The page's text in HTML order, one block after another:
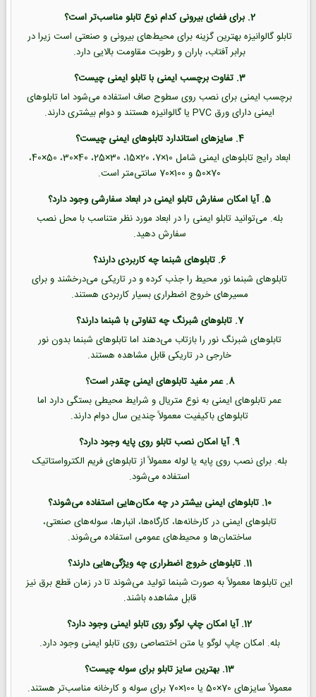
2. برای فضای بیرونی کدام نوع تابلو مناسب‌تر است؟
تابلو گالوانیزه بهترین گزینه برای محیط‌های بیرونی و صنعتی است زیرا در
برابر آفتاب، باران و رطوبت مقاومت بالایی دارد.
3. تفاوت برچسب ایمنی با تابلو ایمنی چیست؟
برچسب ایمنی برای نصب روی سطوح صاف استفاده می‌شود اما تابلوهای
ایمنی دارای ورق PVC یا گالوانیزه هستند و دوام بیشتری دارند.
4. سایزهای استاندارد تابلوهای ایمنی چیست؟
ابعاد رایج تابلوهای ایمنی شامل 10×7، 20×15، 30×25، 40×30، 50×40،
70×50 و 100×70 سانتی‌متر است.
5. آیا امکان سفارش تابلو ایمنی در ابعاد سفارشی وجود دارد؟
بله. می‌توانید تابلو ایمنی را در ابعاد مورد نظر متناسب با محل نصب
سفارش دهید.
6. تابلوهای شبنما چه کاربردی دارند؟
تابلوهای شبنما نور محیط را جذب کرده و در تاریکی می‌درخشند و برای
مسیرهای خروج اضطراری بسیار کاربردی هستند.
7. تابلوهای شبرنگ چه تفاوتی با شبنما دارند؟
تابلوهای شبرنگ نور را بازتاب می‌دهند اما تابلوهای شبنما بدون نور
خارجی در تاریکی قابل مشاهده هستند.
8. عمر مفید تابلوهای ایمنی چقدر است؟
عمر تابلوهای ایمنی به نوع متریال و شرایط محیطی بستگی دارد اما
تابلوهای باکیفیت معمولاً چندین سال دوام دارند.
9. آیا امکان نصب تابلو روی پایه وجود دارد؟
بله. برای نصب روی پایه یا لوله معمولاً از تابلوهای فریم الکترواستاتیک
استفاده می‌شود.
10. تابلوهای ایمنی بیشتر در چه مکان‌هایی استفاده می‌شوند؟
تابلوهای ایمنی در کارخانه‌ها، کارگاه‌ها، انبارها، سوله‌های صنعتی،
ساختمان‌ها و محیط‌های عمومی استفاده می‌شوند.
11. تابلوهای خروج اضطراری چه ویژگی‌هایی دارند؟
این تابلوها معمولاً به صورت شبنما تولید می‌شوند تا در زمان قطع برق نیز
قابل مشاهده باشند.
12. آیا امکان چاپ لوگو روی تابلو ایمنی وجود دارد؟
بله. امکان چاپ لوگو یا متن اختصاصی روی تابلو ایمنی وجود دارد.
13. بهترین سایز تابلو برای سوله چیست؟
معمولاً سایزهای 70×50 یا 100×70 برای سوله و کارخانه مناسب‌تر هستند.